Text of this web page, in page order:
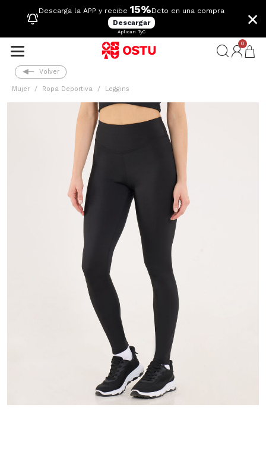
Descarga la APP y recibe 15%Dcto en una compra
Descargar
Aplican TyC
×
0
Volver
Mujer Ropa Deportiva Leggins